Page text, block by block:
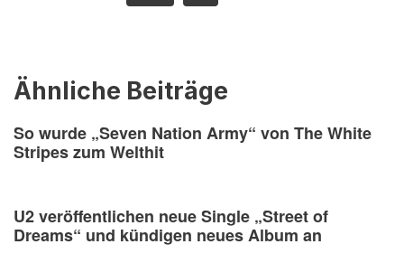
Ähnliche Beiträge
So wurde „Seven Nation Army“ von The White
Stripes zum Welthit
U2 veröffentlichen neue Single „Street of
Dreams“ und kündigen neues Album an